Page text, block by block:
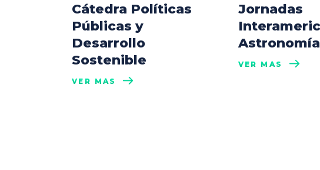
Cátedra Políticas
Públicas y
Desarrollo
Sostenible
VER MÁS
Jornadas
VER MÁS